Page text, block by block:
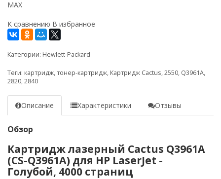
К сравнению В избранное
Категории: Hewlett-Packard
Теги: картридж,тонер-картридж, Картридж Cactus,2550, Q3961A,
2820,2840
Описание Характеристики Отзывы
Обзор
Картридж лазерный Cactus Q3961A
(CS-Q3961A) для HP LaserJet -
Голубой, 4000 страниц